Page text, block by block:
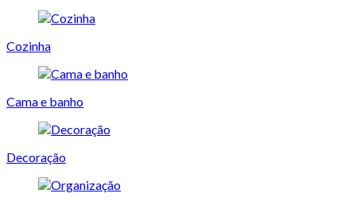
Cozinha
Cama e banho
Decoração